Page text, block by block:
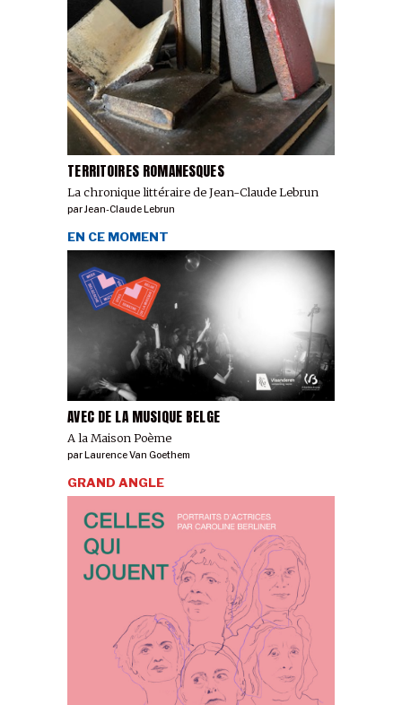
TERRITOIRES ROMANESQUES
La chronique littéraire de Jean-Claude Lebrun
parJean-Claude Lebrun
AVEC DE LA MUSIQUE BELGE
A la Maison Poème
EN CE MOMENT
parLaurence Van Goethem
GRAND ANGLE